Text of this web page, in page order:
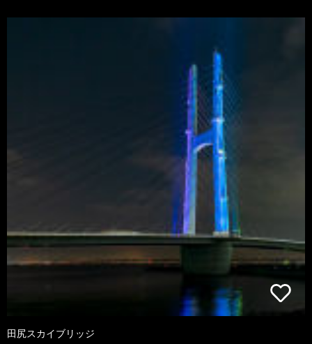
田尻スカイブリッジ